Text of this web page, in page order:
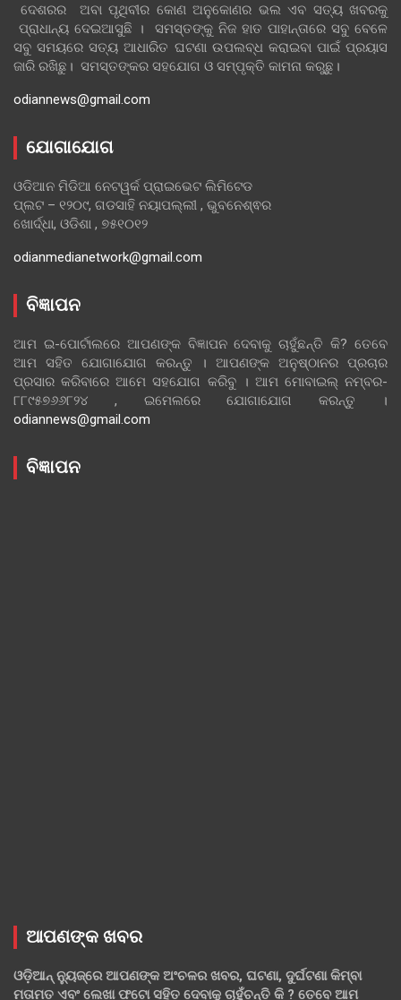
ଦେଶରର ଅବା ପୃଥିବୀର କୋଣ ଅନୁକୋଣର ଭଲ ଏବ ସତ୍ୟ ଖବରକୁ
ପ୍ରାଧାନ୍ୟ ଦେଇଆସୁଛି । ସମସ୍ତଙ୍କୁ ନିଜ ହାତ ପାହାନ୍ତାରେ ସବୁ ବେଳେ
ସବୁ ସମୟରେ ସତ୍ୟ ଆଧାରିତ ଘଟଣା ଉପଲବ୍ଧ କରାଇବା ପାଇଁ ପ୍ରୟାସ
ଜାରି ରଖିଛୁ। ସମସ୍ତଙ୍କର ସହଯୋଗ ଓ ସମ୍ପୃକ୍ତି କାମନା କରୁଛୁ।
odiannews@gmail.com
ଯୋଗାଯୋଗ
ଓଡିଆନ ମିଡିଆ ନେଟୱର୍କ ପ୍ରାଇଭେଟ ଲିମିଟେଡ
ପ୍ଲଟ – ୧୨୦୯, ଗଡସାହି ନୟାପଲ୍ଲୀ , ଭୁବନେଶ୍ଵର
ଖୋର୍ଦ୍ଧା, ଓଡିଶା , ୭୫୧୦୧୨
odianmedianetwork@gmail.com
ବିଜ୍ଞାପନ
ଆମ ଇ-ପୋର୍ଟାଲରେ ଆପଣଙ୍କ ବିଜ୍ଞାପନ ଦେବାକୁ ଚାହୁଁଛନ୍ତି କି? ତେବେ
ଆମ ସହିତ ଯୋଗାଯୋଗ କରନ୍ତୁ । ଆପଣଙ୍କ ଅନୁଷ୍ଠାନର ପ୍ରଚାର
ପ୍ରସାର କରିବାରେ ଆମେ ସହଯୋଗ କରିବୁ । ଆମ ମୋବାଇଲ୍ ନମ୍ବର-
୮୮୯୫୭୬୬୮୨୪ , ଇମେଲରେ ଯୋଗାଯୋଗ କରନ୍ତୁ ।
odiannews@gmail.com
ବିଜ୍ଞାପନ
ଆପଣଙ୍କ ଖବର
ଓଡ଼ିଆନ୍ ନ୍ୟୁଜ୍‌ରେ ଆପଣଙ୍କ ଅଂଚଳର ଖବର, ଘଟଣା, ଦୁର୍ଘଟଣା କିମ୍ବା
ମତାମତ ଏବଂ ଲେଖା ଫଟୋ ସହିତ ଦେବାକୁ ଚାହୁଁଚନ୍ତି କି ? ତେବେ ଆମ